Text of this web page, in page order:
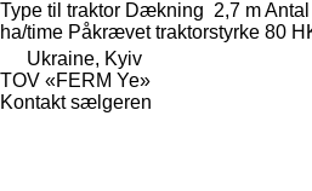
Type til traktor Dækning 2,7 m
ha/time Påkrævet traktorstyrke 80
Ukraine, Kyiv
TOV «FERM Ye»
Kontakt sælgeren